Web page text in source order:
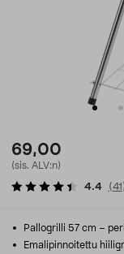
69,00
(sis. ALV:n)
4.4 (41
Pallogrilli 57 cm –
Emalipinnoitettu